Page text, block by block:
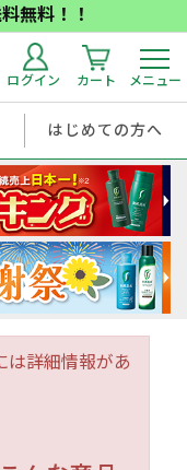
無料！！
ログイン カート メニュー
はじめての方へ
は詳細情報があ